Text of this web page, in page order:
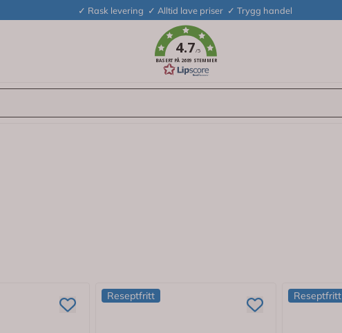
✓ Rask levering ✓ Alltid lave priser ✓ Trygg handel
4.7/5
BASERT PÅ 2689 STEMMER
Reseptfritt Reseptfritt